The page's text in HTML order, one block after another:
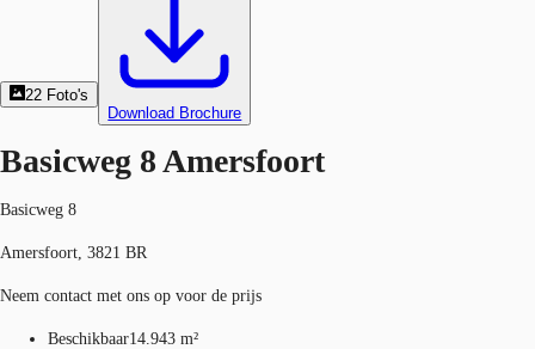
22 Foto's
Download Brochure
Basicweg 8 Amersfoort
Basicweg 8
Amersfoort, 3821 BR
Neem contact met ons op voor de prijs
Beschikbaar14.943 m²